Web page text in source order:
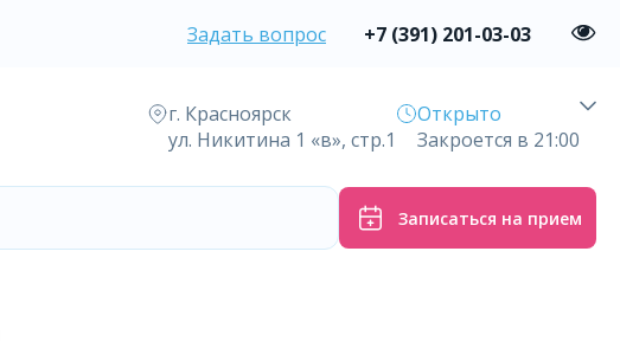
Задать вопрос +7 (391) 201-03-03
г. Красноярск
ул. Никитина 1 «в», стр.1
Открыто
Закроется в 21:00
Записаться на прием